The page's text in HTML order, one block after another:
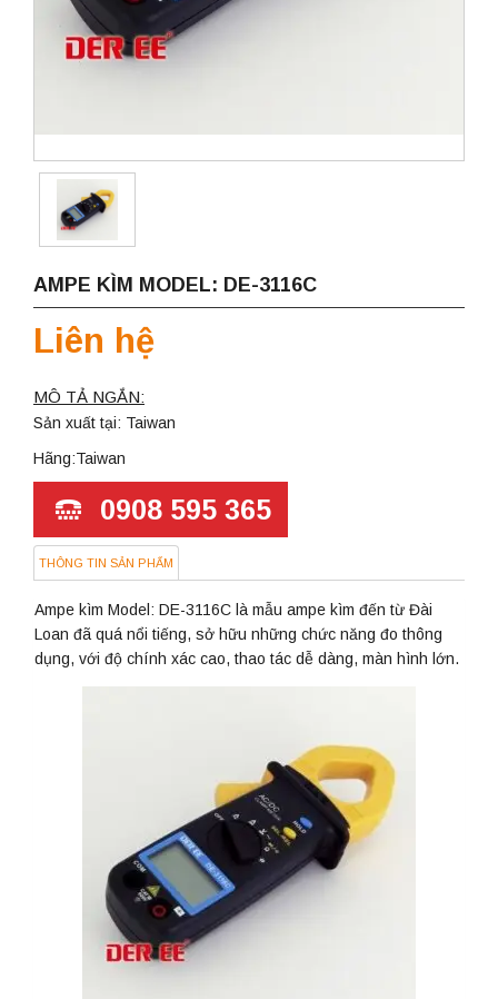
AMPE KÌM MODEL: DE-3116C
Liên hệ
MÔ TẢ NGẮN:
Sản xuất tại: Taiwan
Hãng:Taiwan
0908 595 365
THÔNG TIN SẢN PHẨM
Ampe kìm Model: DE-3116C là mẫu ampe kìm đến từ Đài
Loan đã quá nổi tiếng, sở hữu những chức năng đo thông
dụng, với độ chính xác cao, thao tác dễ dàng, màn hình lớn.